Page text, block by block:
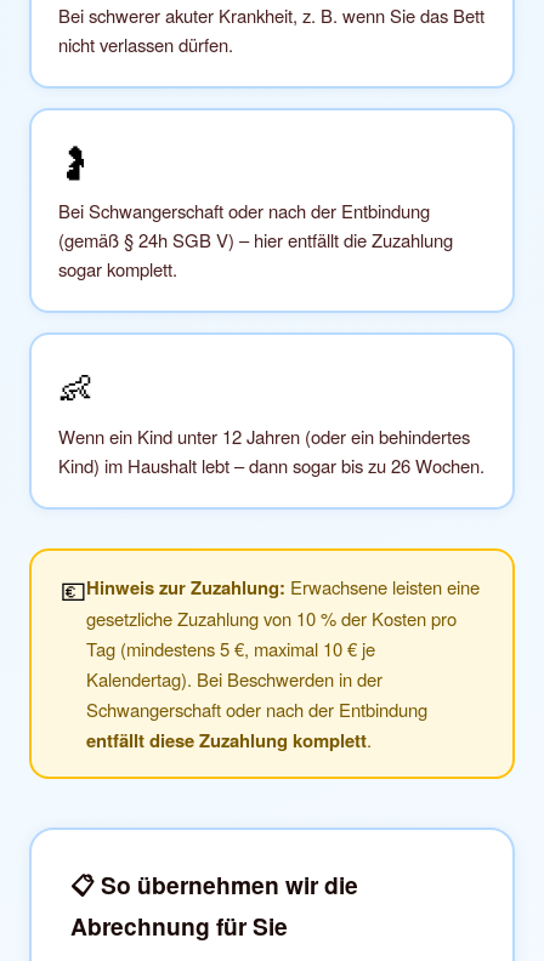
Bei schwerer akuter Krankheit, z. B. wenn Sie das Bett
nicht verlassen dürfen.
🤰
Bei Schwangerschaft oder nach der Entbindung
(gemäß § 24h SGB V) – hier entfällt die Zuzahlung
sogar komplett.
👶
Wenn ein Kind unter 12 Jahren (oder ein behindertes
Kind) im Haushalt lebt – dann sogar bis zu 26 Wochen.
💶Hinweis zur Zuzahlung: Erwachsene leisten eine
gesetzliche Zuzahlung von 10 % der Kosten pro
Tag (mindestens 5 €, maximal 10 € je
Kalendertag). Bei Beschwerden in der
Schwangerschaft oder nach der Entbindung
entfällt diese Zuzahlung komplett.
📋 So übernehmen wir die
Abrechnung für Sie